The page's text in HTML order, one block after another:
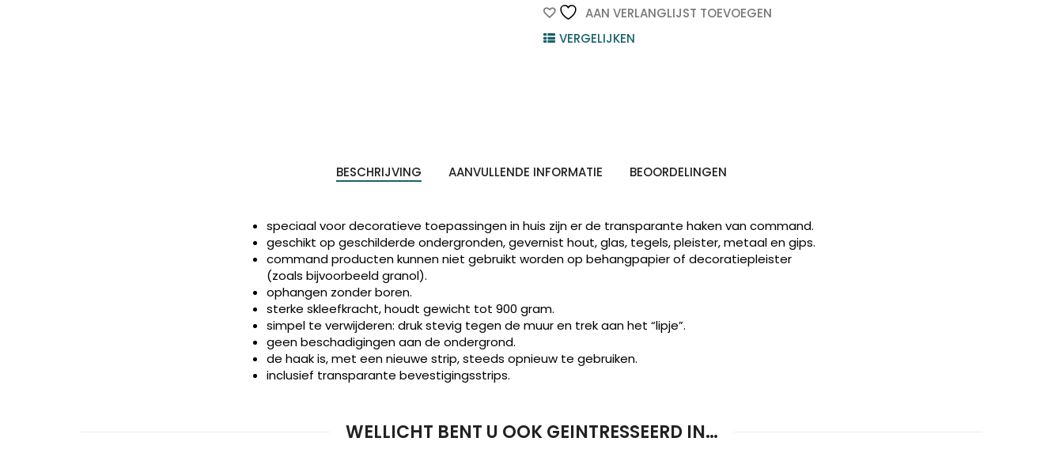
17091c
Ovale
AAN VERLANGLIJST TOEVOEGEN
VERGELIJKEN
BESCHRIJVING AANVULLENDE INFORMATIE BEOORDELINGEN
speciaal voor decoratieve toepassingen in huis zijn er de transparante haken van command.
geschikt op geschilderde ondergronden, gevernist hout, glas, tegels, pleister, metaal en gips.
command producten kunnen niet gebruikt worden op behangpapier of decoratiepleister
(zoals bijvoorbeeld granol).
ophangen zonder boren.
sterke skleefkracht, houdt gewicht tot 900 gram.
simpel te verwijderen: druk stevig tegen de muur en trek aan het “lipje”.
geen beschadigingen aan de ondergrond.
de haak is, met een nieuwe strip, steeds opnieuw te gebruiken.
inclusief transparante bevestigingsstrips.
WELLICHT BENT U OOK GEINTRESSEERD IN…